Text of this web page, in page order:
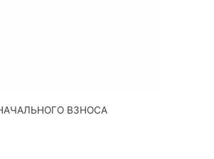
ВЗНОСА